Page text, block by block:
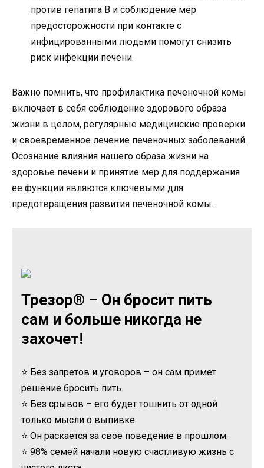
против гепатита B и соблюдение мер
предосторожности при контакте с
инфицированными людьми помогут снизить
риск инфекции печени.
Важно помнить, что профилактика печеночной комы
включает в себя соблюдение здорового образа
жизни в целом, регулярные медицинские проверки
и своевременное лечение печеночных заболеваний.
Осознание влияния нашего образа жизни на
здоровье печени и принятие мер для поддержания
ее функции являются ключевыми для
предотвращения развития печеночной комы.
Трезор® – Он бросит пить
сам и больше никогда не
захочет!
⭐ Без запретов и уговоров – он сам примет
решение бросить пить.
⭐ Без срывов – его будет тошнить от одной
только мысли о выпивке.
⭐ Он раскается за свое поведение в прошлом.
⭐ 98% семей начали новую счастливую жизнь с